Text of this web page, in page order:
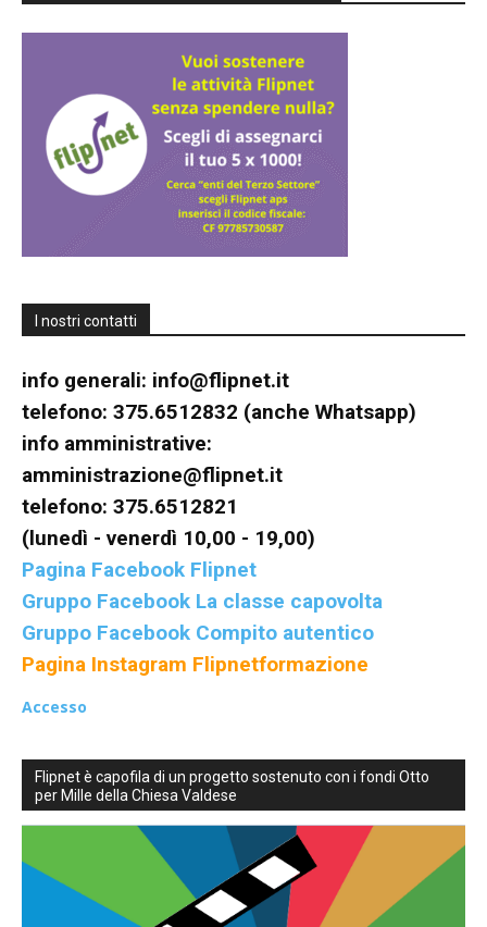
I nostri contatti
info generali: info@flipnet.it
telefono: 375.6512832 (anche Whatsapp)
info amministrative:
amministrazione@flipnet.it
telefono: 375.6512821
(lunedì - venerdì 10,00 - 19,00)
Pagina Facebook Flipnet
Gruppo Facebook La classe capovolta
Gruppo Facebook Compito autentico
Pagina Instagram Flipnetformazione
Accesso
Flipnet è capofila di un progetto sostenuto con i fondi Otto
per Mille della Chiesa Valdese